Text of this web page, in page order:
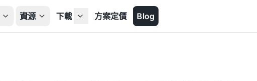
資源 下載 方案定價 Blog